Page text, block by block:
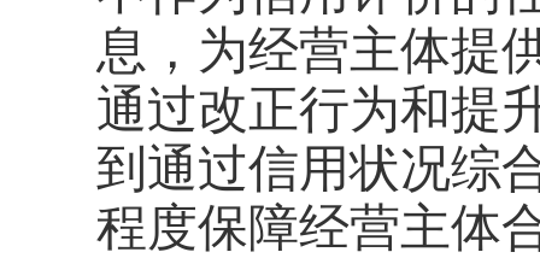
息，为经营主体提
通过改正行为和提
到通过信用状况综
程度保障经营主体